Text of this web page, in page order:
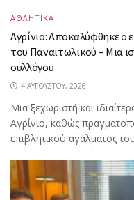
ΑΘΛΗΤΙΚΑ
Αγρίνιο: Αποκαλύφθηκε ο
του Παναιτωλικού – Μια
συλλόγου
4 ΑΥΓΟΎΣΤΟΥ, 2026
Μια ξεχωριστή και
Αγρίνιο, καθώς
επιβλητικού αγάλματος